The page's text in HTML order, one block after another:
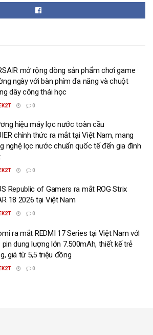
mở rộng dòng sản phẩm chơi game
ngày với bàn phím đa năng và chuột
dây công thái học
0
hiệu máy lọc nước toàn cầu
chính thức ra mắt tại Việt Nam, mang
nghệ lọc nước chuẩn quốc tế đến gia đình
0
Republic of Gamers ra mắt ROG Strix
18 2026 tại Việt Nam
0
ra mắt REDMI 17 Series tại Việt Nam với
pin dung lượng lớn 7.500mAh, thiết kế trẻ
giá từ 5,5 triệu đồng
0